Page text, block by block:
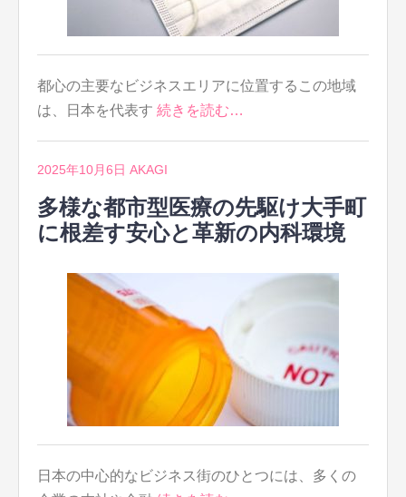
都心の主要なビジネスエリアに位置するこの地域
は、日本を代表す 続きを読む…
2025年10月6日 AKAGI
多様な都市型医療の先駆け大手町
に根差す安心と革新の内科環境
日本の中心的なビジネス街のひとつには、多くの